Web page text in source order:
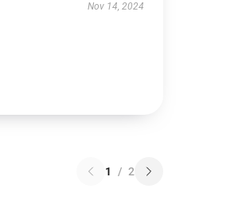
Nov 14, 2024
1 / 2